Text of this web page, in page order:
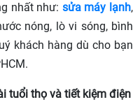
nhất như: sửa máy lạnh,
nóng, lò vi sóng, bình
khách hàng dù cho bạn
tuổi thọ và tiết kiệm điện